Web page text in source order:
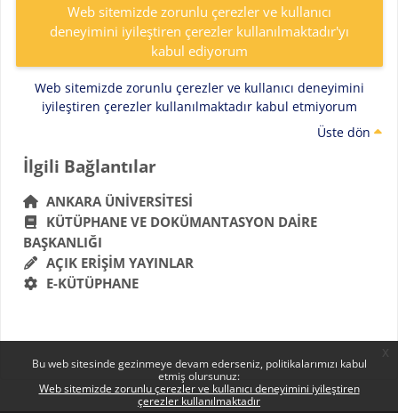
Bu web sitesinde gezinmeye devam ederseniz, politikalarımızı kabul
etmiş olursunuz:
Web sitemizde zorunlu çerezler ve kullanıcı deneyimini iyileştiren
çerezler kullanılmaktadır
Web sitemizde zorunlu çerezler ve kullanıcı
deneyimini iyileştiren çerezler kullanılmaktadır'yı
kabul ediyorum
Web sitemizde zorunlu çerezler ve kullanıcı deneyimini
iyileştiren çerezler kullanılmaktadır kabul etmiyorum
Üste dön
Bloklar
İlgili Bağlantılar 'yı atla
İlgili Bağlantılar
ANKARA ÜNIVERSITESI
KÜTÜPHANE VE DOKÜMANTASYON DAIRE
BAŞKANLIĞI
AÇIK ERIŞIM YAYINLAR
E-KÜTÜPHANE